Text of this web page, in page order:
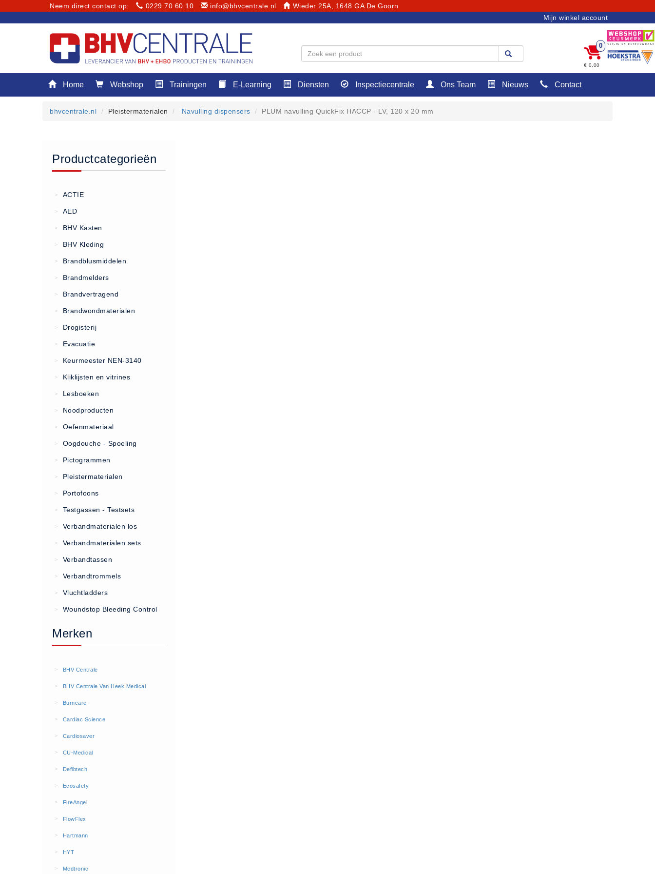
Neem direct contact op: 0229 70 60 10 info@bhvcentrale.nl Wieder 25A, 1648 GA De Goorn
Home
Keuringen
Bedrijfsnoodplannen
Inspectiecentrale
Ons Team
Nieuws
Contact
Algemene Voorwaarden
Vacatures
AED apparaten (11)
AED apparaten (11)
AED batterijen (12)
AED binnen - buiten kasten (11)
AED elektroden (18)
AED tassen (14)
BHV kasten (5)
BHV kasten (0)
Evacuatie - Zaklampen (0)
Kleding - Hesjes (0)
Brandblusmiddelen
Schuimblussers (6)
Brandmelders
CO melders (2)
Mijn winkel account
0
€ 0,00
Home Webshop Trainingen E-Learning Diensten Inspectiecentrale Ons Team Nieuws Contact
bhvcentrale.nl Pleistermaterialen Navulling dispensers PLUM navulling QuickFix HACCP - LV, 120 x 20 mm
Productcategorieën
> ACTIE
> AED
> BHV Kasten
> BHV Kleding
> Brandblusmiddelen
> Brandmelders
> Brandvertragend
> Brandwondmaterialen
> Drogisterij
> Evacuatie
> Keurmeester NEN-3140
> Kliklijsten en vitrines
> Lesboeken
> Noodproducten
> Oefenmateriaal
> Oogdouche - Spoeling
> Pictogrammen
> Pleistermaterialen
> Portofoons
> Testgassen - Testsets
> Verbandmaterialen los
> Verbandmaterialen sets
> Verbandtassen
> Verbandtrommels
> Vluchtladders
> Woundstop Bleeding Control
Merken
> BHV Centrale
> BHV Centrale Van Heek Medical
> Burncare
> Cardiac Science
> Cardiosaver
> CU-Medical
> Defibtech
> Ecosafety
> FireAngel
> FlowFlex
> Hartmann
> HYT
> Medtronic